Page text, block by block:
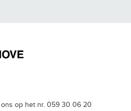
ons op het nr. 059 30 06 20